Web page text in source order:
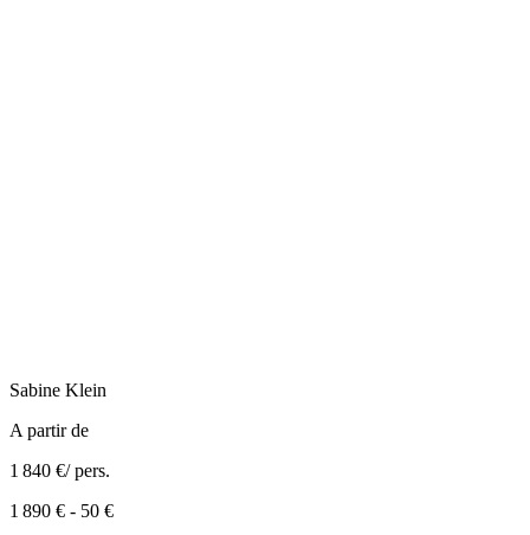
Sabine Klein
A partir de
1 840 €/ pers.
1 890 € - 50 €